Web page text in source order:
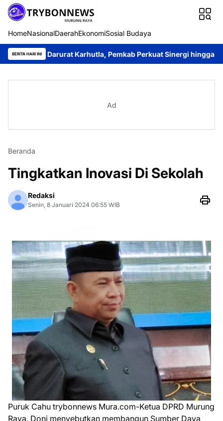
HomeNasionalDaerahEkonomiSosial Budaya
BERITA HARI INI
Darurat Karhutla, Pemkab Perkuat Sinergi hingga Tingkat Desa
Ad
Beranda
Tingkatkan Inovasi Di Sekolah
Redaksi
Senin, 8 Januari 2024 06:55 WIB
Puruk Cahu trybonnews Mura.com-Ketua DPRD Murung
Raya, Doni menyebutkan membangun Sumber Daya